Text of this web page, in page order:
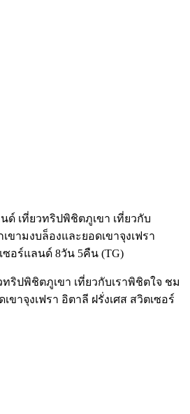
ริปพิชิตภูเขา เที่ยวกับเราพิชิตใจ ชม
ขาจุงเฟรา อิตาลี ฝรั่งเศส สวิตเซอร์